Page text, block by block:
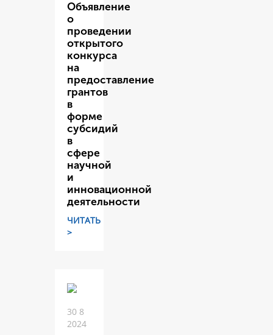
Объявление
о
проведении
открытого
конкурса
на
предоставление
грантов
в
форме
субсидий
в
сфере
научной
и
инновационной
деятельности
ЧИТАТЬ
>
30 8
2024